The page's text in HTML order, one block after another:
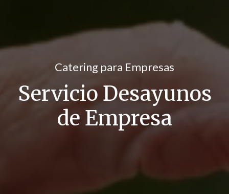
Catering para Empresas
Servicio Desayunos
de Empresa